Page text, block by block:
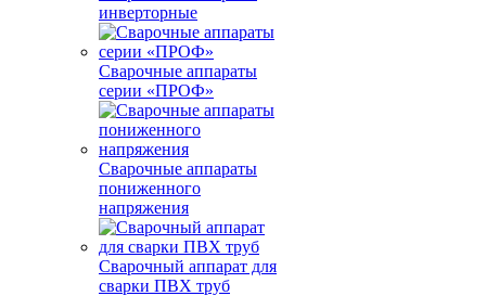
инверторные
Сварочные аппараты
серии «ПРОФ»
Сварочные аппараты
пониженного
напряжения
Сварочный аппарат для
сварки ПВХ труб